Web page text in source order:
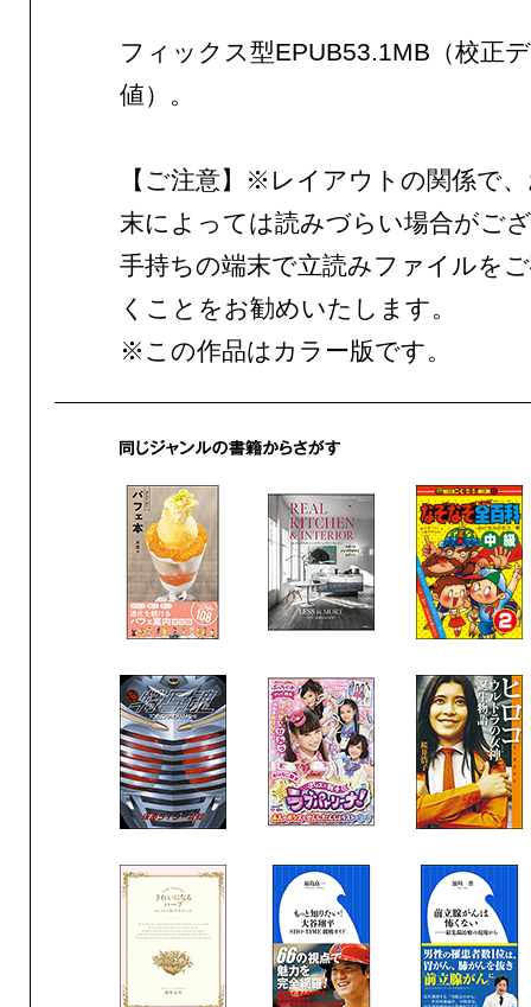
フィックス型EPUB53.1MB（校正
値）。
【ご注意】※レイアウトの関係で
末によっては読みづらい場合がご
手持ちの端末で立読みファイルを
くことをお勧めいたします。
※この作品はカラー版です。